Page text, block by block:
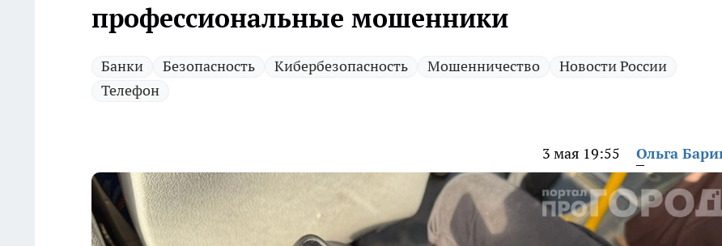
профессиональные мошенники
Банки Безопасность Кибербезопасность Мошенничество
Новости России
Телефон
3 мая 19:55 Ольга